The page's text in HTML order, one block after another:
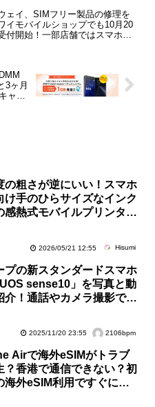
ェイ、SIMフリー製品の修理を
イモバイルショップでも10月20
付開始！一部店舗ではスマホ本
3ヶ月
ャン
の粗さが逆にいい！スマホ
け手のひらサイズなインク
感熱式モバイルプリンター
2026/05/21 12:55 Hisumi
プの新スタンダードスマホ
sense10」を写真と動
介！通話やカメラ撮影で便
2025/11/20 23:55 2106bpm
Airで海外eSIMがトラブ
？香港で通信できない？初
海外eSIM利用ですぐにア